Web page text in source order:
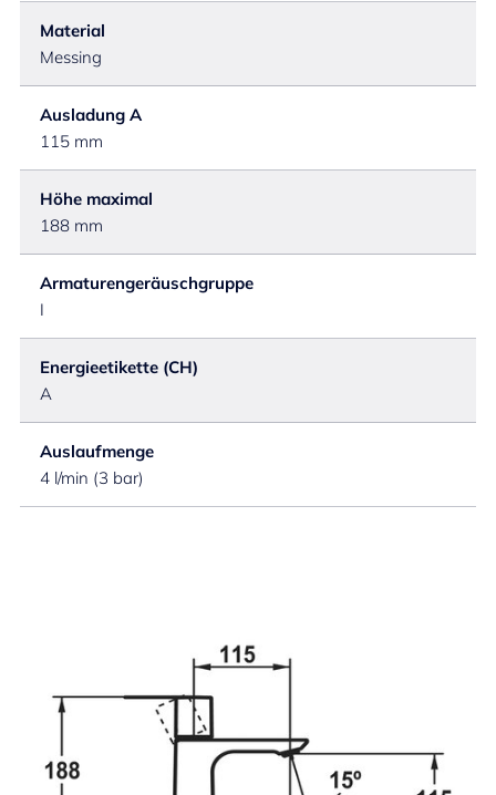
Material
Messing
Ausladung A
115 mm
Höhe maximal
188 mm
Armaturengeräuschgruppe
I
Energieetikette (CH)
A
Auslaufmenge
4 l/min (3 bar)